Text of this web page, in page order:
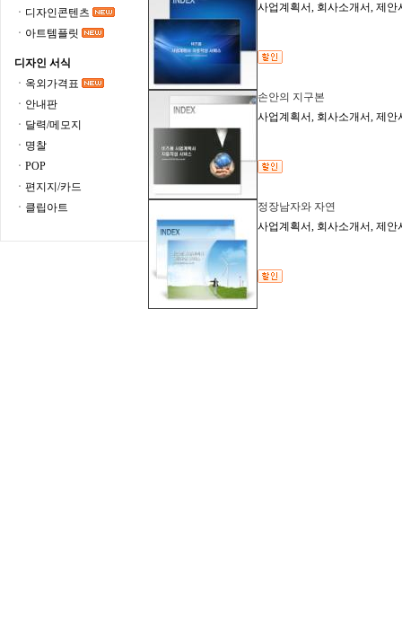
ㆍ디자인콘텐츠
ㆍ아트템플릿
디자인 서식
ㆍ옥외가격표
ㆍ안내판
ㆍ달력/메모지
ㆍ명찰
ㆍPOP
ㆍ편지지/카드
ㆍ클립아트
사업계획서, 회사소개서, 제
손안의 지구본
사업계획서, 회사소개서, 제
정장남자와 자연
사업계획서, 회사소개서, 제